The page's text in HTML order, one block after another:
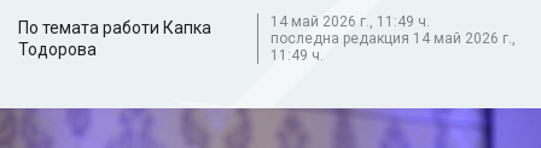
По темата работи Капка
Тодорова
14 май 2026 г., 11:49 ч.
последна редакция 14 май 2026 г.,
11:49 ч.